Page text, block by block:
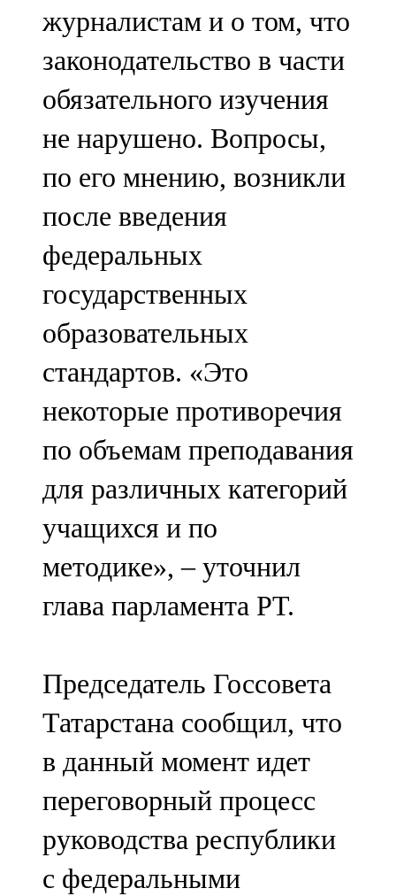
журналистам и о том, что
законодательство в части
обязательного изучения
не нарушено. Вопросы,
по его мнению, возникли
после введения
федеральных
государственных
образовательных
стандартов. «Это
некоторые противоречия
по объемам преподавания
для различных категорий
учащихся и по
методике», – уточнил
глава парламента РТ.
Председатель Госсовета
Татарстана сообщил, что
в данный момент идет
переговорный процесс
руководства республики
с федеральными